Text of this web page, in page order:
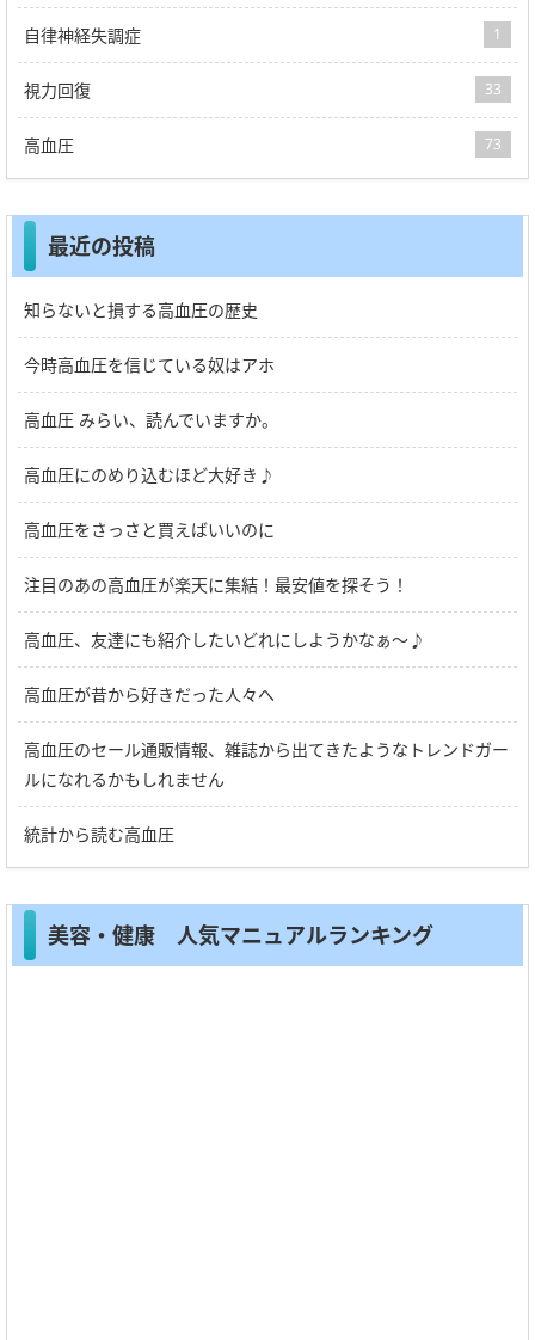
自律神経失調症 1
視力回復 33
高血圧 73
最近の投稿
知らないと損する高血圧の歴史
今時高血圧を信じている奴はアホ
高血圧 みらい、読んでいますか。
高血圧にのめり込むほど大好き♪
高血圧をさっさと買えばいいのに
注目のあの高血圧が楽天に集結！最安値を探そう！
高血圧、友達にも紹介したいどれにしようかなぁ～♪
高血圧が昔から好きだった人々へ
高血圧のセール通販情報、雑誌から出てきたようなトレンドガー
ルになれるかもしれません
統計から読む高血圧
美容・健康 人気マニュアルランキング